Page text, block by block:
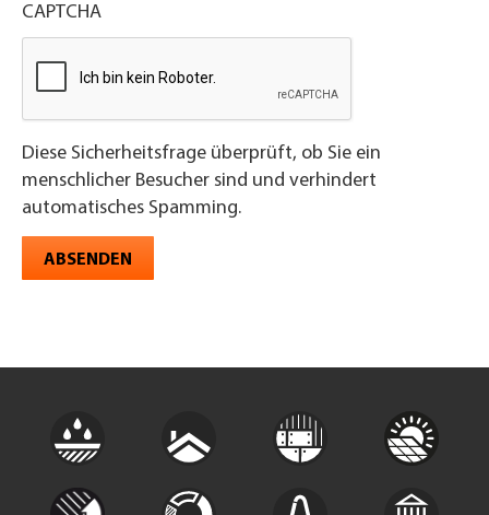
CAPTCHA
Diese Sicherheitsfrage überprüft, ob Sie ein
menschlicher Besucher sind und verhindert
automatisches Spamming.
ABSENDEN